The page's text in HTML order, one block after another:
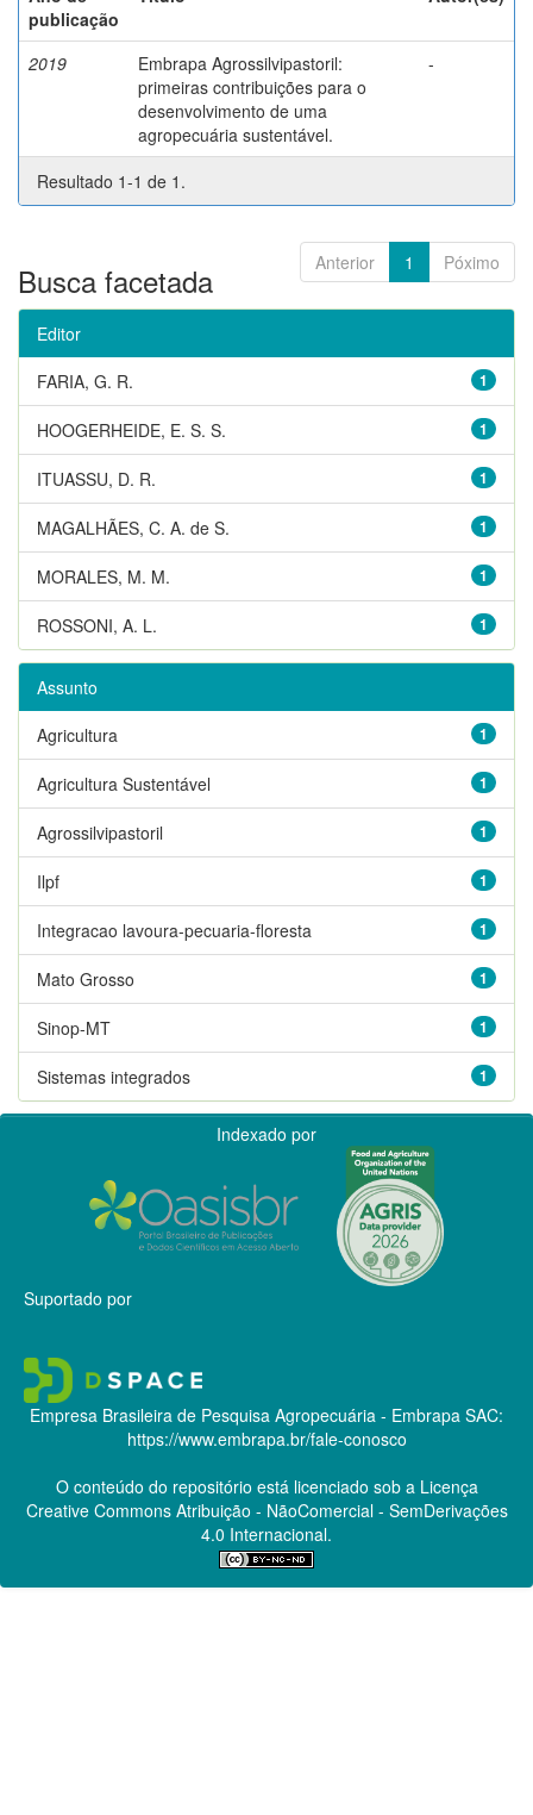
publicação
2019
Embrapa Agrossilvipastoril:
primeiras contribuições para o
desenvolvimento de uma
agropecuária sustentável.
-
Resultado 1-1 de 1.
Anterior 1 Póximo
Busca facetada
Editor
1
FARIA, G. R.
1
HOOGERHEIDE, E. S. S.
1
ITUASSU, D. R.
1
MAGALHÃES, C. A. de S.
1
MORALES, M. M.
1
ROSSONI, A. L.
Assunto
1
Agricultura
1
Agricultura Sustentável
1
Agrossilvipastoril
1
Ilpf
1
Integracao lavoura-pecuaria-floresta
1
Mato Grosso
1
Sinop-MT
1
Sistemas integrados
Indexado por
Suportado por
Empresa Brasileira de Pesquisa Agropecuária - Embrapa SAC:
https://www.embrapa.br/fale-conosco
O conteúdo do repositório está licenciado sob a Licença
Creative CommonsAtribuição - NãoComercial - SemDerivações
4.0 Internacional.